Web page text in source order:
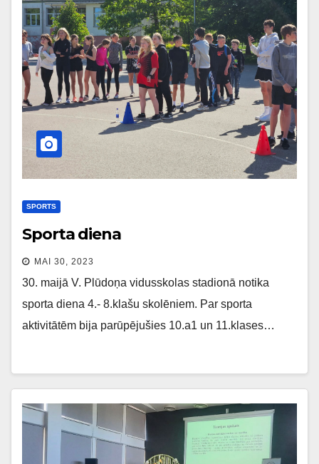
SPORTS
Sporta diena
MAI 30, 2023
30. maijā V. Plūdoņa vidusskolas stadionā notika
sporta diena 4.- 8.klašu skolēniem. Par sporta
aktivitātēm bija parūpējušies 10.a1 un 11.klases…